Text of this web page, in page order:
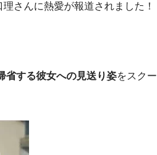
さんに熱愛が報道されました！
省する彼女への見送り姿をスクー